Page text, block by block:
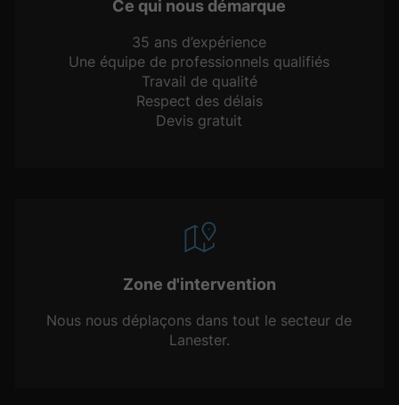
Ce qui nous démarque
35 ans d’expérience
Une équipe de professionnels qualifiés
Travail de qualité
Respect des délais
Devis gratuit
Zone d'intervention
Nous nous déplaçons dans tout le secteur de
Lanester.